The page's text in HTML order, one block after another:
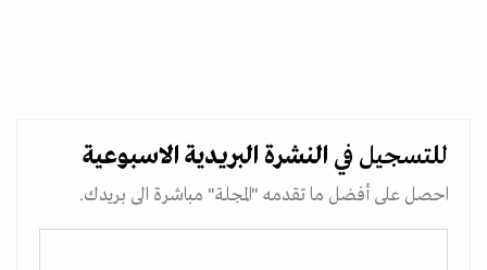
للتسجيل في النشرة البريدية الاسبوعية
احصل على أفضل ما تقدمه "المجلة" مباشرة الى بريدك.